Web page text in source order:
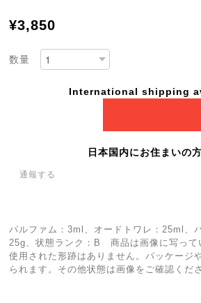
¥3,850
数量
International shipping
日本国内にお住まいの
通報する
パルファム：3ml、オードトワレ：25ml、
25g、状態ランク：B 商品は画像に写って
使用された形跡はありません。パッケージ
られます。その他状態は画像をご確認くだ